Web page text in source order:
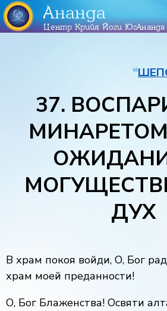
Ананда
Центр Крийя Йоги ЮгАнанда
❝
37.
ДУХ
В храм покоя войди, О, Бог
храм моей преданности!
О, Бог Блаженства! Освяти